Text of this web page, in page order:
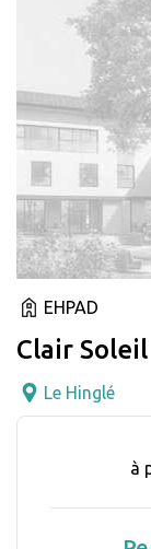
EHPAD
Clair Soleil
Le Hinglé
à